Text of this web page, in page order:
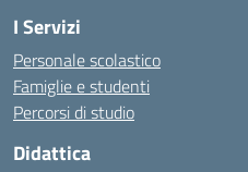
I Servizi
Personale scolastico
Famiglie e studenti
Percorsi di studio
Didattica